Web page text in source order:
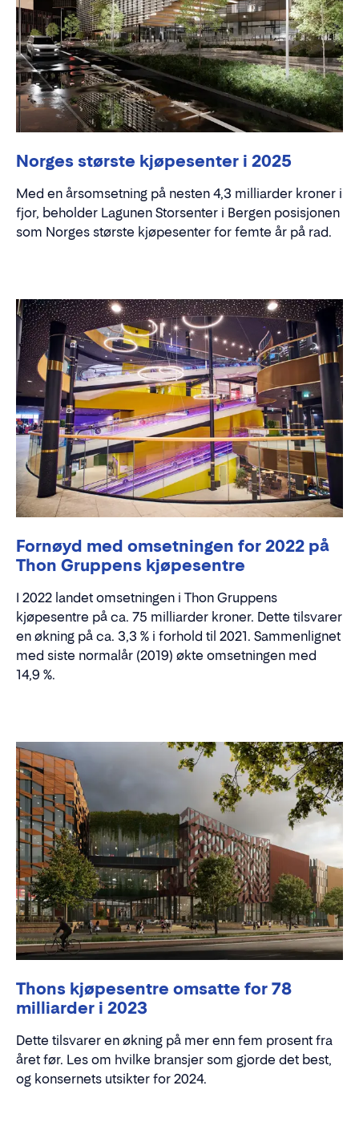
Norges største kjøpesenter i 2025
Med en årsomsetning på nesten 4,3 milliarder kroner i
fjor, beholder Lagunen Storsenter i Bergen posisjonen
som Norges største kjøpesenter for femte år på rad.
Fornøyd med omsetningen for 2022 på
Thon Gruppens kjøpesentre
I 2022 landet omsetningen i Thon Gruppens
kjøpesentre på ca. 75 milliarder kroner. Dette tilsvarer
en økning på ca. 3,3 % i forhold til 2021. Sammenlignet
med siste normalår (2019) økte omsetningen med
14,9 %.
Thons kjøpesentre omsatte for 78
milliarder i 2023
Dette tilsvarer en økning på mer enn fem prosent fra
året før. Les om hvilke bransjer som gjorde det best,
og konsernets utsikter for 2024.